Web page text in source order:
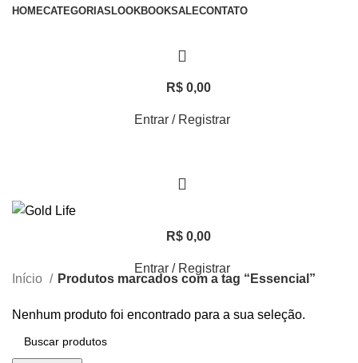
HOMECATEGORIAS LOOKBOOKSALECONTATO
R$0,00
Entrar / Registrar
R$0,00
Entrar / Registrar
Início Produtos marcados com a tag “Essencial”
Nenhum produto foi encontrado para a sua seleção.